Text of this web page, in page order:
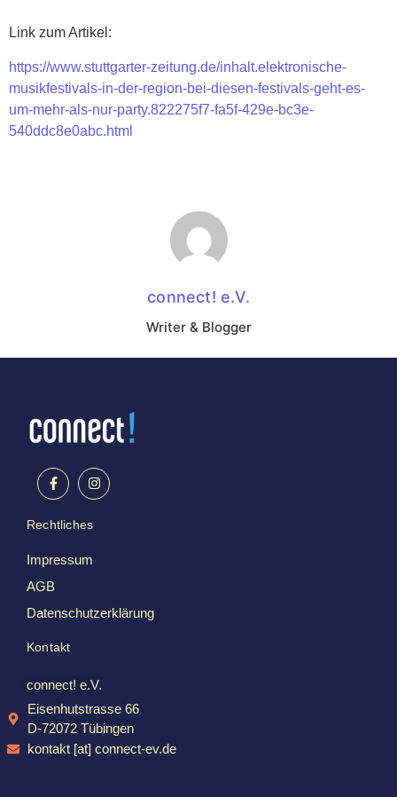
Link zum Artikel:
https://www.stuttgarter-zeitung.de/inhalt.elektronische-
musikfestivals-in-der-region-bei-diesen-festivals-geht-es-
um-mehr-als-nur-party.822275f7-fa5f-429e-bc3e-
540ddc8e0abc.html
connect! e.V.
Writer & Blogger
Rechtliches
Impressum
AGB
Datenschutzerklärung
Kontakt
connect! e.V.
Eisenhutstrasse 66
D-72072 Tübingen
kontakt [at] connect-ev.de